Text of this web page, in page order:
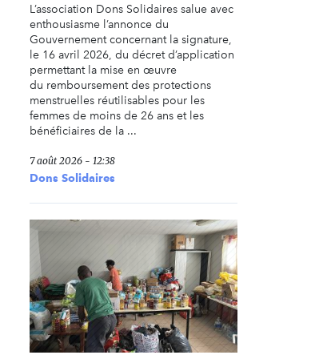
L’association Dons Solidaires salue avec
enthousiasme l’annonce du
Gouvernement concernant la signature,
le 16 avril 2026, du décret d’application
permettant la mise en œuvre
du remboursement des protections
menstruelles réutilisables pour les
femmes de moins de 26 ans et les
bénéficiaires de la ...
7 août 2026 - 12:38
Dons Solidaires